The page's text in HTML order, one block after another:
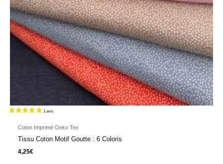
Coton Imprimé Oeko Tex
Tissu Coton Motif Goutte : 6 Coloris
4,25€